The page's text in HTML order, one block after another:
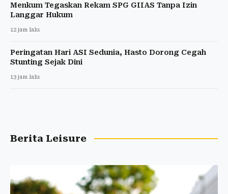
Menkum Tegaskan Rekam SPG GIIAS Tanpa Izin
Langgar Hukum
12 jam lalu
Peringatan Hari ASI Sedunia, Hasto Dorong Cegah
Stunting Sejak Dini
13 jam lalu
Berita Leisure